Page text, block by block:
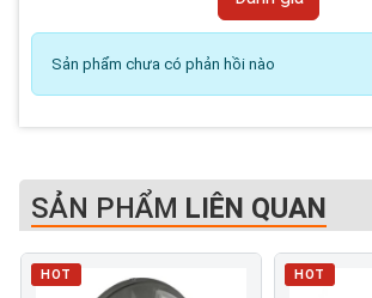
Sản phẩm chưa có phản hồi nào
SẢN PHẨM LIÊN QUAN
HOT HOT